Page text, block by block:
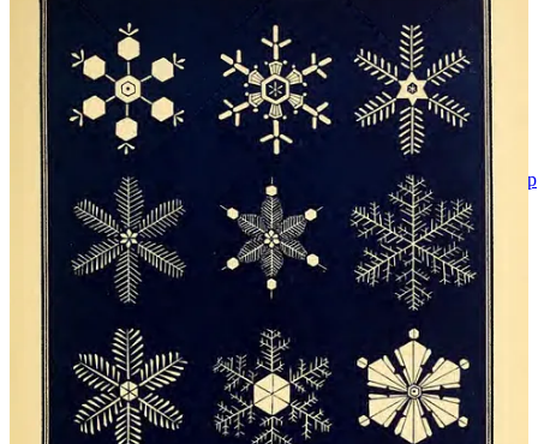
https://archive.org/details/snowflakeschapte00warr/page/26/mode/2up
Condividi
Commenti